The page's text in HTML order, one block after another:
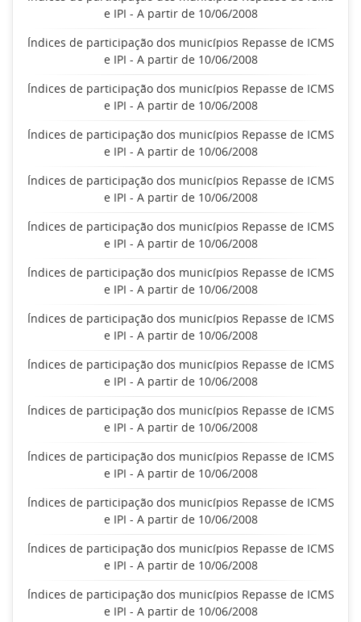
e IPI - A partir de 10/06/2008
Índices de participação dos municípios Repasse de ICMS
e IPI - A partir de 10/06/2008
Índices de participação dos municípios Repasse de ICMS
e IPI - A partir de 10/06/2008
Índices de participação dos municípios Repasse de ICMS
e IPI - A partir de 10/06/2008
Índices de participação dos municípios Repasse de ICMS
e IPI - A partir de 10/06/2008
Índices de participação dos municípios Repasse de ICMS
e IPI - A partir de 10/06/2008
Índices de participação dos municípios Repasse de ICMS
e IPI - A partir de 10/06/2008
Índices de participação dos municípios Repasse de ICMS
e IPI - A partir de 10/06/2008
Índices de participação dos municípios Repasse de ICMS
e IPI - A partir de 10/06/2008
Índices de participação dos municípios Repasse de ICMS
e IPI - A partir de 10/06/2008
Índices de participação dos municípios Repasse de ICMS
e IPI - A partir de 10/06/2008
Índices de participação dos municípios Repasse de ICMS
e IPI - A partir de 10/06/2008
Índices de participação dos municípios Repasse de ICMS
e IPI - A partir de 10/06/2008
Índices de participação dos municípios Repasse de ICMS
e IPI - A partir de 10/06/2008